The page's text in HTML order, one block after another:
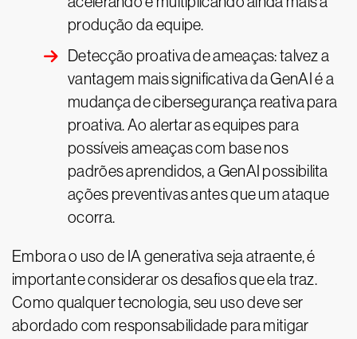
produção da equipe.
Detecção proativa de ameaças: talvez a
vantagem mais significativa da GenAI é a
mudança de cibersegurança reativa para
proativa. Ao alertar as equipes para
possíveis ameaças com base nos
padrões aprendidos, a GenAI possibilita
ações preventivas antes que um ataque
ocorra.
Embora o uso de IA generativa seja atraente, é
importante considerar os desafios que ela traz.
Como qualquer tecnologia, seu uso deve ser
abordado com responsabilidade para mitigar